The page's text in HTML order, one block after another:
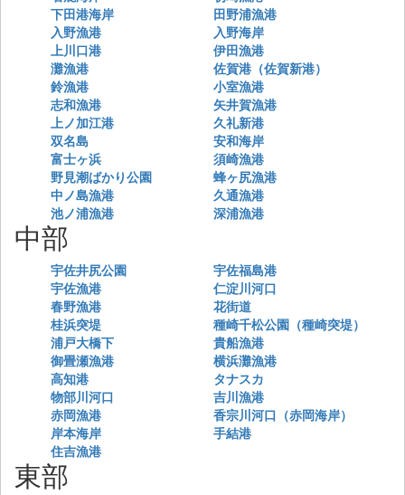
下田港海岸
田野浦漁港
入野漁港
入野海岸
上川口港
伊田漁港
灘漁港
佐賀港（佐賀新港）
鈴漁港
小室漁港
志和漁港
矢井賀漁港
上ノ加江港
久礼新港
双名島
安和海岸
富士ヶ浜
須崎漁港
野見潮ばかり公園
蜂ヶ尻漁港
中ノ島漁港
久通漁港
池ノ浦漁港
深浦漁港
中部
宇佐井尻公園
宇佐福島港
宇佐漁港
仁淀川河口
春野漁港
花街道
桂浜突堤
種崎千松公園（種崎突堤）
浦戸大橋下
貴船漁港
御畳瀬漁港
横浜灘漁港
高知港
タナスカ
物部川河口
吉川漁港
赤岡漁港
香宗川河口（赤岡海岸）
岸本海岸
手結港
住吉漁港
東部